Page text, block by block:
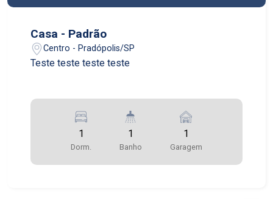
Casa - Padrão
Centro - Pradópolis/SP
Teste teste teste teste
1
Dorm.
1
Banho
1
Garagem